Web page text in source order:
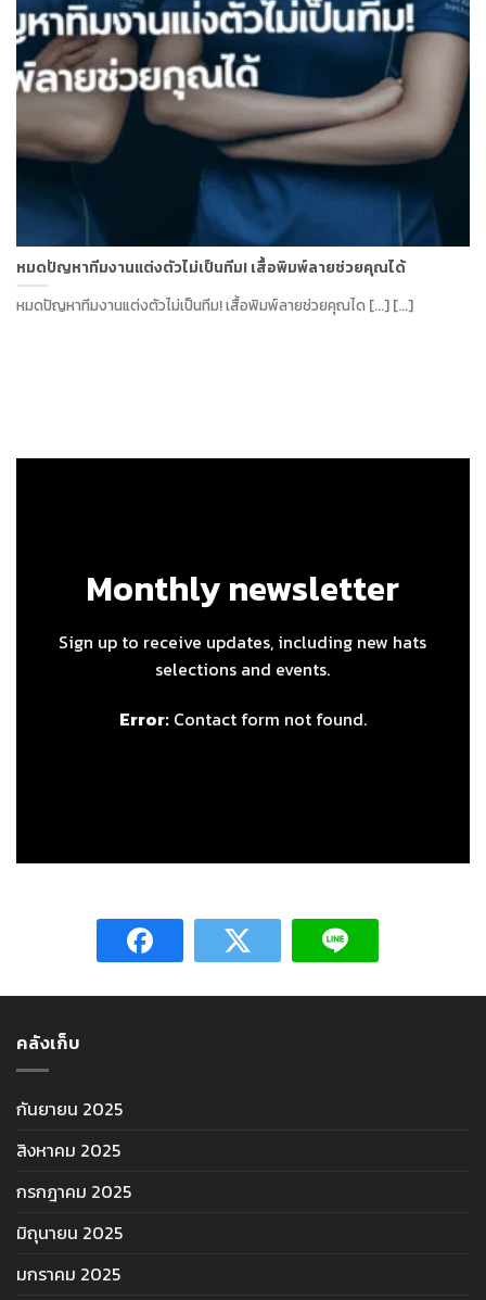
หมดปัญหาทีมงานแต่งตัวไม่เป็นทีม! เสื้อพิมพ์ลายช่วยคุณได้
หมดปัญหาทีมงานแต่งตัวไม่เป็นทีม! เสื้อพิมพ์ลายช่วยคุณได [...] [...]
Monthly newsletter
Sign up to receive updates, including new hats
selections and events.
Error:Contact form not found.
คลังเก็บ
กันยายน 2025
สิงหาคม 2025
กรกฎาคม 2025
มิถุนายน 2025
มกราคม 2025